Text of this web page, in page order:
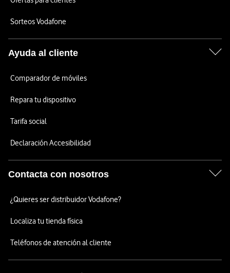
Sorteos Vodafone
Ayuda al cliente
Comparador de móviles
Repara tu dispositivo
Tarifa social
Declaración Accesibilidad
Contacta con nosotros
¿Quieres ser distribuidor Vodafone?
Localiza tu tienda física
Teléfonos de atención al cliente